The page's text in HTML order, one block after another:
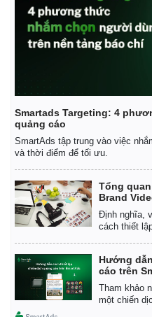
Pháp luật
Tin nóng
Smartads Targeting: 4
quảng cáo
SmartAds tập trung vào việc
và thời điểm để tối ưu.
Tổng
Brand
Định nghĩa,
cách thiết
Hướng
cáo trên
Tham khảo
một chiến